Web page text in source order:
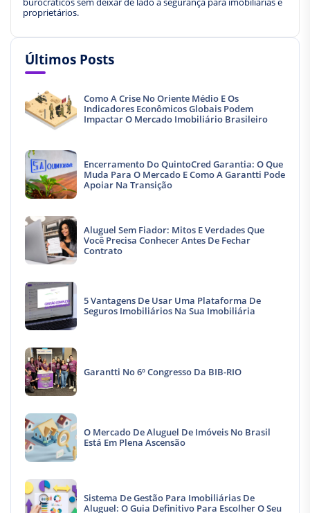
proprietários.
Últimos Posts
Como A Crise No Oriente Médio E Os
Indicadores Econômicos Globais Podem
Impactar O Mercado Imobiliário Brasileiro
Encerramento Do QuintoCred Garantia: O Que
Muda Para O Mercado E Como A Garantti Pode
Apoiar Na Transição
Aluguel Sem Fiador: Mitos E Verdades Que
Você Precisa Conhecer Antes De Fechar
Contrato
5 Vantagens De Usar Uma Plataforma De
Seguros Imobiliários Na Sua Imobiliária
Garantti No 6º Congresso Da BIB-RIO
O Mercado De Aluguel De Imóveis No Brasil
Está Em Plena Ascensão
Sistema De Gestão Para Imobiliárias De
Aluguel: O Guia Definitivo Para Escolher O Seu